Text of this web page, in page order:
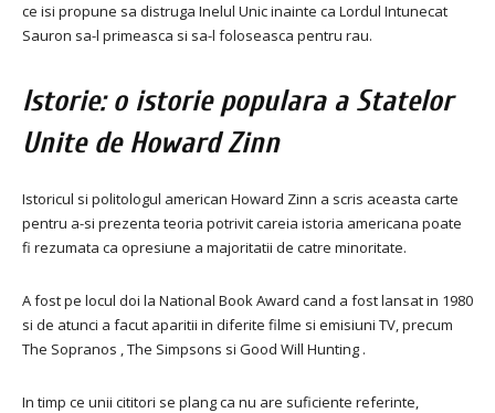
ce isi propune sa distruga Inelul Unic inainte ca Lordul Intunecat
Sauron sa-l primeasca si sa-l foloseasca pentru rau.
Istorie: o istorie populara a Statelor
Unite de Howard Zinn
Istoricul si politologul american Howard Zinn a scris aceasta carte
pentru a-si prezenta teoria potrivit careia istoria americana poate
fi rezumata ca opresiune a majoritatii de catre minoritate.
A fost pe locul doi la National Book Award cand a fost lansat in 1980
si de atunci a facut aparitii in diferite filme si emisiuni TV, precum
The Sopranos , The Simpsons si Good Will Hunting .
In timp ce unii cititori se plang ca nu are suficiente referinte,